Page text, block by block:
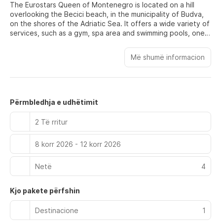
The Eurostars Queen of Montenegro is located on a hill
overlooking the Becici beach, in the municipality of Budva,
on the shores of the Adriatic Sea. It offers a wide variety of
services, such as a gym, spa area and swimming pools, one
Mediterranean and international specialties in the elegant
lobby lounge, in the restaurant next to the pool and enjoy
accommodation also has a bar with a panoramic terrace with
alcoholic drinks are served, as well as aperitifs. All rooms
have flat screen cable TV, air conditioning, free cable
internet connection and private bathroom with shower,
toiletries and hair dryer. The reception staff is available 24
hours a day.
Më shumë informacion
Përmbledhja e udhëtimit
2 Të rritur
8 korr 2026 - 12 korr 2026
Netë 4
Kjo pakete përfshin
Destinacione 1